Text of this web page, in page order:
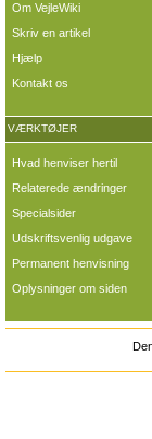
Om VejleWiki
Skriv en artikel
Hjælp
Kontakt os
VÆRKTØJER
Hvad henviser hertil
Relaterede ændringer
Specialsider
Udskriftsvenlig udgave
Permanent henvisning
Oplysninger om siden